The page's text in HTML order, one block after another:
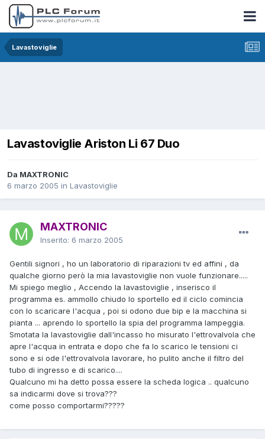
Lavastoviglie
Lavastoviglie Ariston Li 67 Duo
Da MAXTRONIC
6 marzo 2005 in Lavastoviglie
MAXTRONIC
Inserito: 6 marzo 2005
Gentili signori , ho un laboratorio di riparazioni tv ed affini , da
qualche giorno però la mia lavastoviglie non vuole funzionare.....
Mi spiego meglio , Accendo la lavastoviglie , inserisco il
programma es. ammollo chiudo lo sportello ed il ciclo comincia
con lo scaricare l'acqua , poi si odono due bip e la macchina si
pianta ... aprendo lo sportello la spia del programma lampeggia.
Smotata la lavastoviglie dall'incasso ho misurato l'ettrovalvola che
apre l'acqua in entrata e dopo che fa lo scarico le tensioni ci
sono e si ode l'ettrovalvola lavorare, ho pulito anche il filtro del
tubo di ingresso e di scarico....
Qualcuno mi ha detto possa essere la scheda logica .. qualcuno
sa indicarmi dove si trova???
come posso comportarmi?????